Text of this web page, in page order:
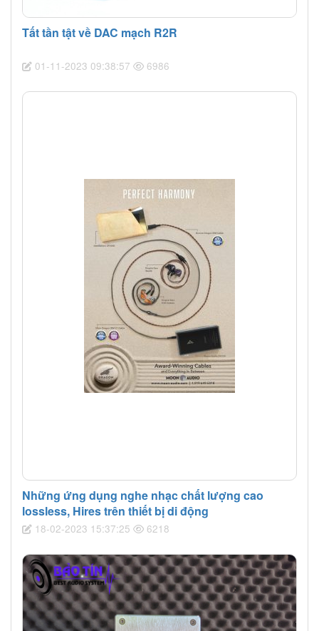
Tất tần tật về DAC mạch R2R
01-11-2023 09:38:57 6986
Những ứng dụng nghe nhạc chất lượng cao
lossless, Hires trên thiết bị di động
18-02-2023 15:37:25 6218